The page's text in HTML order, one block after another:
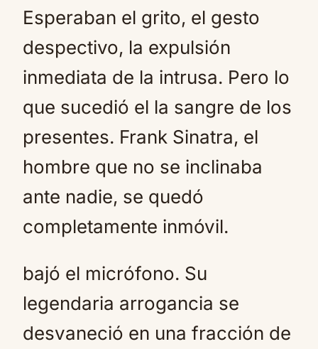
Esperaban el grito, el gesto
despectivo, la expulsión
inmediata de la intrusa. Pero lo
que sucedió el la sangre de los
presentes. Frank Sinatra, el
hombre que no se inclinaba
ante nadie, se quedó
completamente inmóvil.
bajó el micrófono. Su
legendaria arrogancia se
desvaneció en una fracción de